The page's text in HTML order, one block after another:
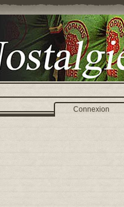
Connexion